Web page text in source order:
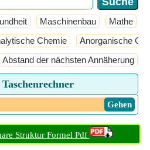
Maschinenbau Mathe
Chemie Anorganische
Abstand der nächsten Annäherung
​ Gehen
Struktur Formel Pdf